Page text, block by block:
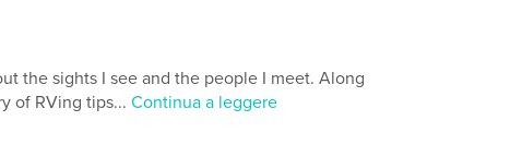
the sights I see and the people I meet. Along
of RVing tips... Continua a leggere